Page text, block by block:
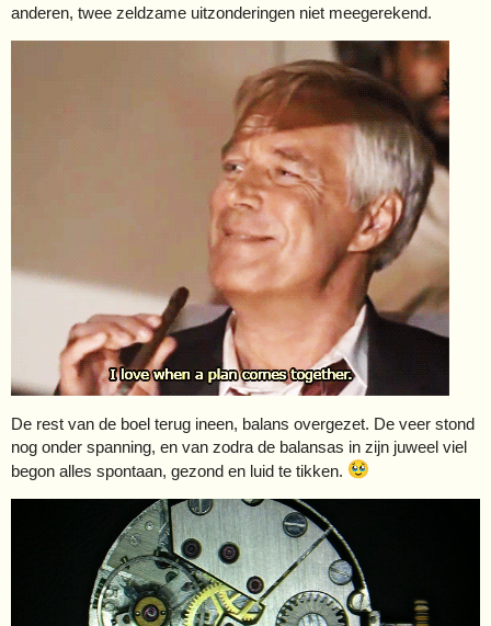
anderen, twee zeldzame uitzonderingen niet meegerekend.
De rest van de boel terug ineen, balans overgezet. De veer stond
nog onder spanning, en van zodra de balansas in zijn juweel viel
begon alles spontaan, gezond en luid te tikken.